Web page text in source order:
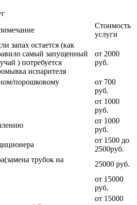
Стоимость
услуги
запах остается (как
самый запущенный
) потребуется
испарителя
от 2000
руб.
порошковому
от 700
руб.
от 1000
руб.
от 1000
руб.
от 1500 до
2500руб.
трубок на
25000 руб.
от 15000
руб.
от 15000